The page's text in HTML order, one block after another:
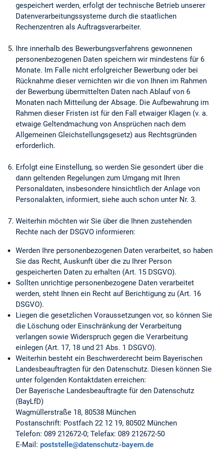
gespeichert werden, erfolgt der technische Betrieb unserer
Datenverarbeitungssysteme durch die staatlichen
Rechenzentren als Auftragsverarbeiter.
Ihre innerhalb des Bewerbungsverfahrens gewonnenen
personenbezogenen Daten speichern wir mindestens für 6
Monate. Im Falle nicht erfolgreicher Bewerbung oder bei
Rücknahme dieser vernichten wir die von Ihnen im Rahmen
der Bewerbung übermittelten Daten nach Ablauf von 6
Monaten nach Mitteilung der Absage. Die Aufbewahrung im
Rahmen dieser Fristen ist für den Fall etwaiger Klagen (v. a.
etwaige Geltendmachung von Ansprüchen nach dem
Allgemeinen Gleichstellungsgesetz) aus Rechtsgründen
erforderlich.
Erfolgt eine Einstellung, so werden Sie gesondert über die
dann geltenden Regelungen zum Umgang mit Ihren
Personaldaten, insbesondere hinsichtlich der Anlage von
Personalakten, informiert, siehe auch schon unter Nr. 3.
Weiterhin möchten wir Sie über die Ihnen zustehenden
Rechte nach der DSGVO informieren:
Werden Ihre personenbezogenen Daten verarbeitet, so haben
Sie das Recht, Auskunft über die zu Ihrer Person
gespeicherten Daten zu erhalten (Art. 15 DSGVO).
Sollten unrichtige personenbezogene Daten verarbeitet
werden, steht Ihnen ein Recht auf Berichtigung zu (Art. 16
DSGVO).
Liegen die gesetzlichen Voraussetzungen vor, so können Sie
die Löschung oder Einschränkung der Verarbeitung
verlangen sowie Widerspruch gegen die Verarbeitung
einlegen (Art. 17, 18 und 21 Abs. 1 DSGVO).
Weiterhin besteht ein Beschwerderecht beim Bayerischen
Landesbeauftragten für den Datenschutz. Diesen können Sie
unter folgenden Kontaktdaten erreichen:
Der Bayerische Landesbeauftragte für den Datenschutz
(BayLfD)
Wagmüllerstraße 18, 80538 München
Postanschrift: Postfach 22 12 19, 80502 München
Telefon: 089 212672-0; Telefax: 089 212672-50
E-Mail: poststelle@datenschutz-bayern.de